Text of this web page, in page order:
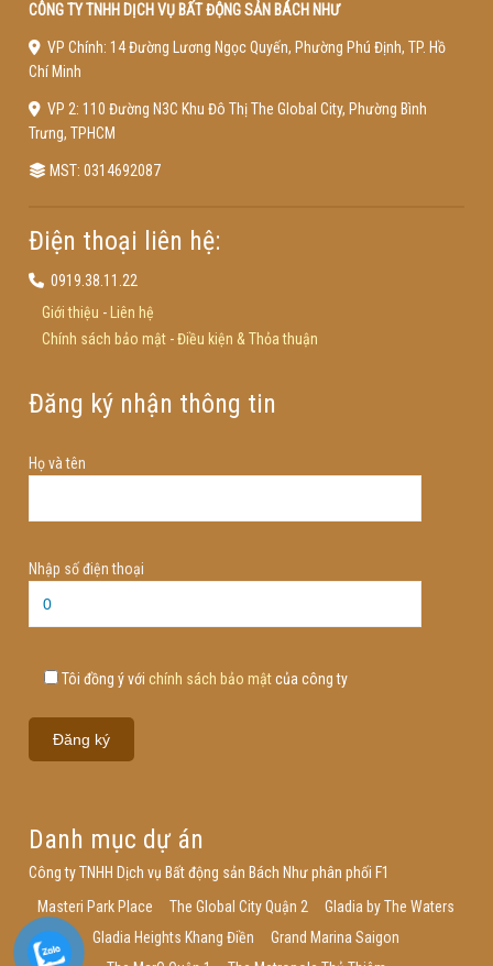
CÔNG TY TNHH DỊCH VỤ BẤT ĐỘNG SẢN BÁCH NHƯ
VP Chính: 14 Đường Lương Ngọc Quyến, Phường Phú Định, TP. Hồ
Chí Minh
VP 2: 110 Đường N3C Khu Đô Thị The Global City, Phường Bình
Trưng, TPHCM
MST: 0314692087
Điện thoại liên hệ:
0919.38.11.22
Giới thiệu - Liên hệ
Chính sách bảo mật-Điều kiện & Thỏa thuận
Đăng ký nhận thông tin
Họ và tên
Nhập số điện thoại
Tôi đồng ý với chính sách bảo mậtcủa công ty
Danh mục dự án
Công ty TNHH Dịch vụ Bất động sản Bách Như phân phối F1
Masteri Park Place
The Global City Quận 2
Gladia by The Waters
Gladia Heights Khang Điền
Grand Marina Saigon